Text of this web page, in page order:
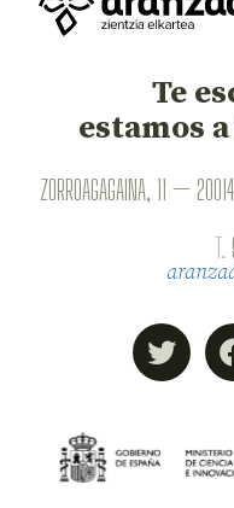
Te
estamos
ZORROAGAGAINA, 11 —
T.